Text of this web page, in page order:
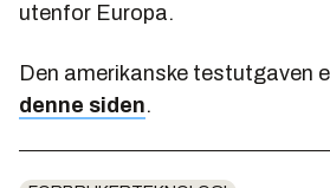
utenfor Europa.
Den amerikanske testutgaven
denne siden.